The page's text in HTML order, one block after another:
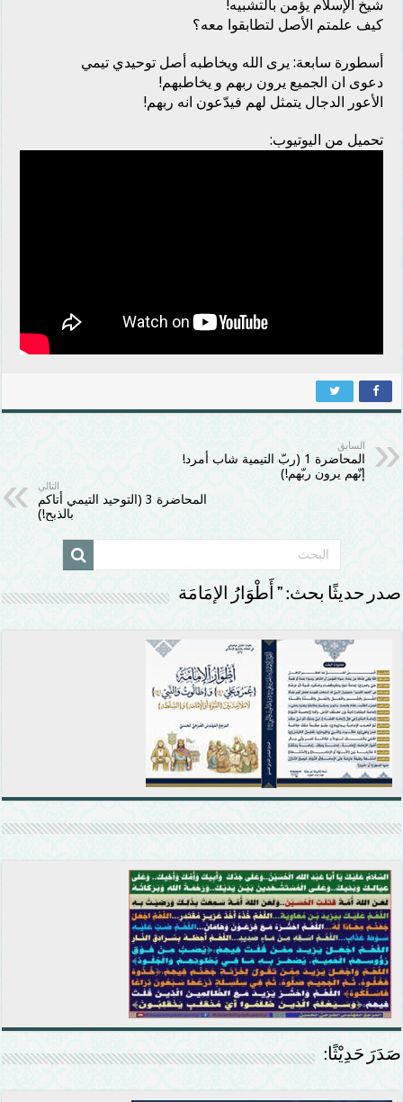
شيخ الإسلام يؤمن بالتشبيه!
كيف علمتم الأصل لتطابقوا معه؟
أسطورة سابعة: يرى الله ويخاطبه أصل توحيدي تيمي
دعوى ان الجميع يرون ربهم و يخاطبهم!
الأعور الدجال يتمثل لهم فيدّعون انه ربهم!
تحميل من اليوتيوب:
السابق
المحاضرة 1 (ربّ التيمية شاب أمرد!
إنّهم يرون ربّهم!)
التالي
المحاضرة 3 (التوحيد التيمي أتاكم
بالذبح!)
صدر حديثًا بحث: ” أَطْوَارُ الإمَامَة
صَدَرَ حَدِيْثًا: